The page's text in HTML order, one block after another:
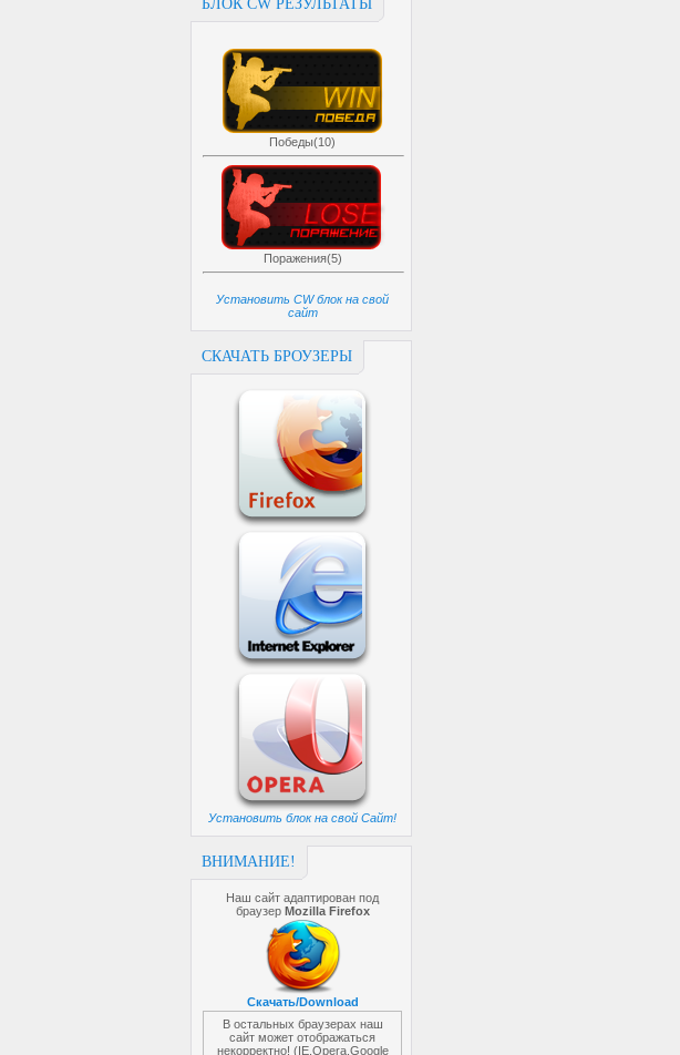
БЛОК CW РЕЗУЛЬТАТЫ
Победы(10)
Поражения(5)
Установить CW блок на свой
сайт
СКАЧАТЬ БРОУЗЕРЫ
Установить блок на свой Сайт!
ВНИМАНИЕ!
Наш сайт адаптирован под
браузер Mozilla Firefox
Скачать/Download
В остальных браузерах наш
сайт может отображаться
некорректно! (IE,Opera,Google